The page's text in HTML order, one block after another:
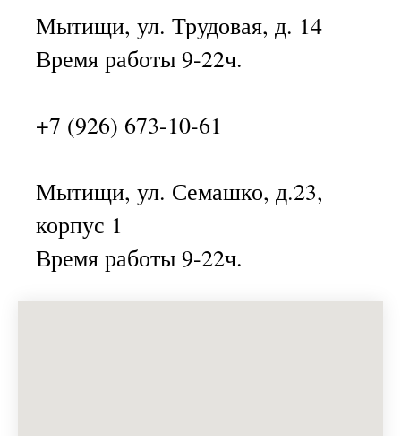
Мытищи, ул. Трудовая, д. 14
Время работы 9-22ч.
+7 (926) 673-10-61
Мытищи, ул. Семашко, д.23,
корпус 1
Время работы 9-22ч.